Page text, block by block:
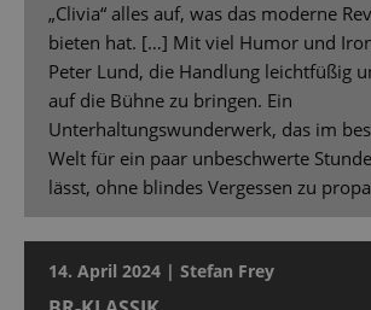
„Clivia“ alles auf, was das moderne
bieten hat. […] Mit viel Humor und
Peter Lund, die Handlung leichtfüßig
auf die Bühne zu bringen. Ein
Unterhaltungswunderwerk, das im
Welt für ein paar unbeschwerte
lässt, ohne blindes Vergessen zu
14. April 2024 | Stefan Frey